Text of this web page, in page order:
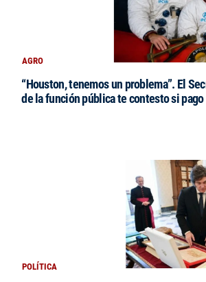
AGRO
“Houston, tenemos un problema”. El
de la función pública te contesto si
POLÍTICA